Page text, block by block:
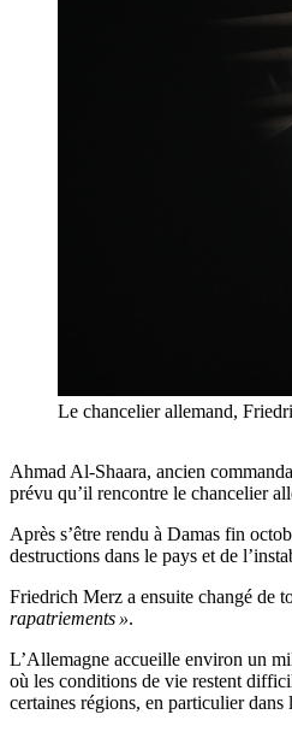
Le chancelier allemand,
Ahmad Al-Shaara, ancien
prévu qu’il rencontre le chancelier
Après s’être rendu à Damas fin
destructions dans le pays et de
Friedrich Merz a ensuite changé de
rapatriements ».
L’Allemagne accueille environ un
où les conditions de vie restent
certaines régions, en particulier dans